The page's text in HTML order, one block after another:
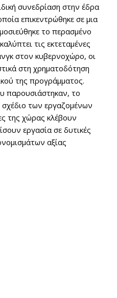
συνεδρίαση στην έδρα
επικεντρώθηκε σε μια
το περασμένο
τις εκτεταμένες
στον κυβερνοχώρο, οι
στη χρηματοδότηση
της προγράμματος.
παρουσιάστηκαν, το
των εργαζομένων
της χώρας κλέβουν
εργασία σε δυτικές
αξίας